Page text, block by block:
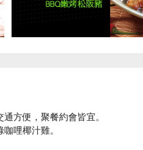
方便，聚餐約會皆宜。
哩椰汁雞。